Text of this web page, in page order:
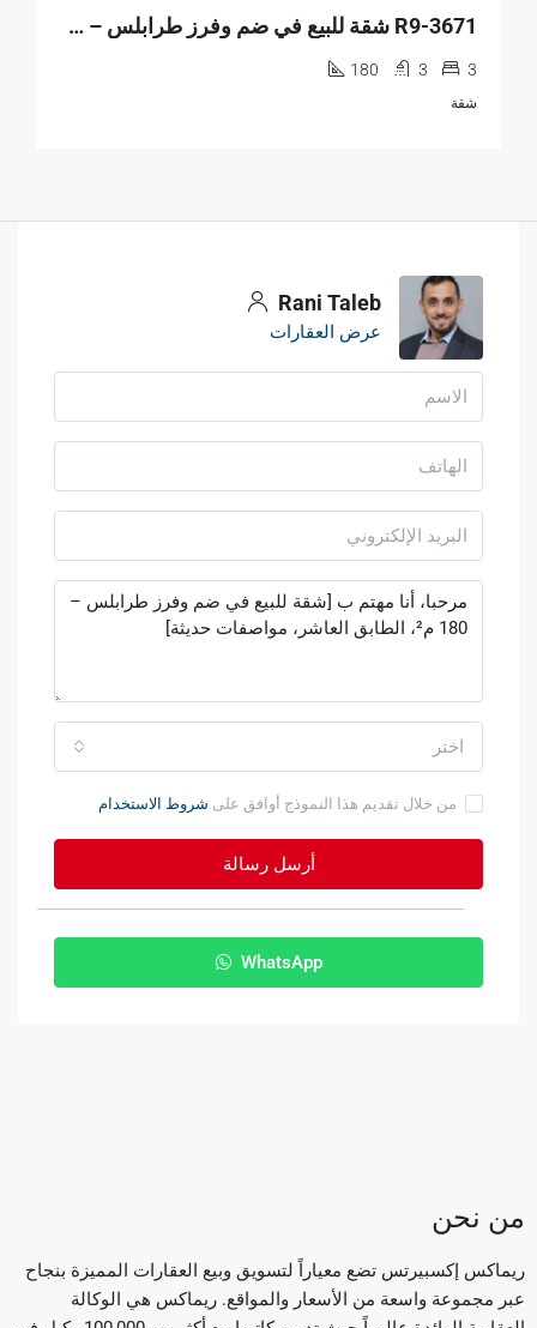
R9-3671 شقة للبيع في ضم وفرز طرابلس – 180 م²
3
3
180
شقة
Rani Taleb
عرض العقارات
اختر
من خلال تقديم هذا النموذج أوافق على شروط الاستخدام
أرسل رسالة
WhatsApp
من نحن
ريماكس إكسبيرتس تضع معياراً لتسويق وبيع العقارات المميزة بنجاح
عبر مجموعة واسعة من الأسعار والمواقع. ريماكس هي الوكالة